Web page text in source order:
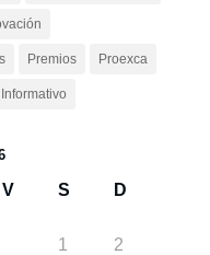
Premios Proexca
V S D
1 2